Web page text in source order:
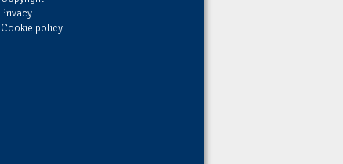
Privacy
Cookie policy